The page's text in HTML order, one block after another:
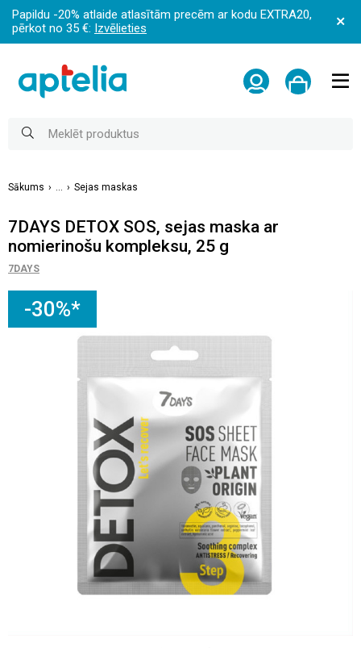
Papildu -20% atlaide atlasītām precēm ar kodu EXTRA20,
pērkot no 35 €: Izvēlieties
Sākums Sejas maskas
7DAYS DETOX SOS, sejas maska ​​ar
nomierinošu kompleksu, 25 g
7DAYS
-30%*